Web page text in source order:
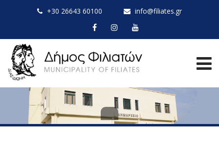
+30 26643 60100 info@filiates.gr